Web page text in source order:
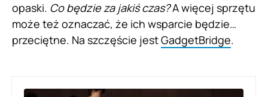
opaski. Co będzie za jakiś czas?A więcej sprzętu
może też oznaczać, że ich wsparcie będzie…
przeciętne. Na szczęście jestGadgetBridge.